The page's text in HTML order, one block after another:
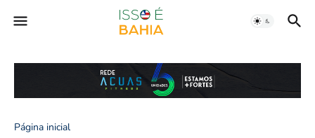
Página inicial